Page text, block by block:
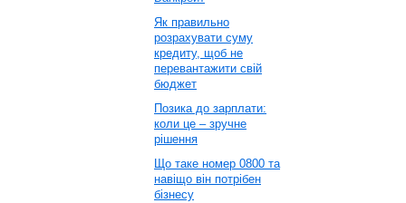
Як правильно
розрахувати суму
кредиту, щоб не
перевантажити свій
бюджет
Позика до зарплати:
коли це – зручне
рішення
Що таке номер 0800 та
навіщо він потрібен
бізнесу